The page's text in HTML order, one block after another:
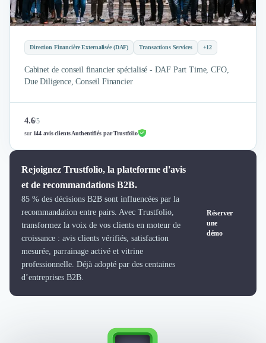
Publicité
Communication
Influence Marketing
Veille commerciale
Photographie
Études Marketing
SMS Marketing
Email Marketing
Data Marketing
Logiciel Marketing
Logiciel Commercial
Assurance
Expertise Comptable
Subventions & Aides
Levée de fonds
Droit des Affaires
Externalisation Administrative
Direction Financière Externalisée (DAF)
Transactions Services
Direction Financière Externalisée (DAF) Transactions Services +12
Cabinet de conseil financier spécialisé - DAF Part Time, CFO,
Due Diligence, Conseil Financier
4.6/5
sur 144 avis clients Authentifiés par Trustfolio
Rejoignez Trustfolio, la plateforme d'avis
et de recommandations B2B.
85 % des décisions B2B sont influencées par la
recommandation entre pairs. Avec Trustfolio,
transformez la voix de vos clients en moteur de
croissance : avis clients vérifiés, satisfaction
mesurée, parrainage activé et vitrine
professionnelle. Déjà adopté par des centaines
d’entreprises B2B.
Réserver
une
démo